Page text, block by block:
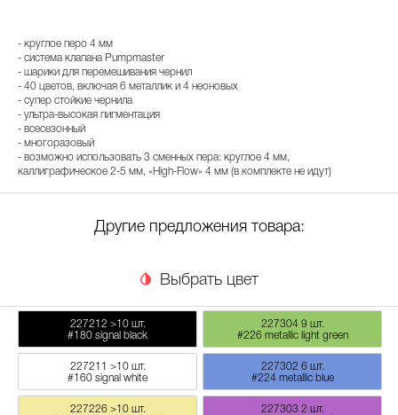
- круглое перо 4 мм
- система клапана Pumpmaster
- шарики для перемешивания чернил
- 40 цветов, включая 6 металлик и 4 неоновых
- супер стойкие чернила
- ультра-высокая пигментация
- всесезонный
- многоразовый
- возможно использовать 3 сменных пера: круглое 4 мм,
каллиграфическое 2-5 мм, «High-Flow» 4 мм (в комплекте не идут)
Другие предложения товара:
Выбрать цвет
227212
#180 signal black
>10 шт.
227211
#160 signal white
>10 шт.
227226 >10 шт.
227304
#226 metallic light green
9 шт.
227302
#224 metallic blue
6 шт.
227303 2 шт.